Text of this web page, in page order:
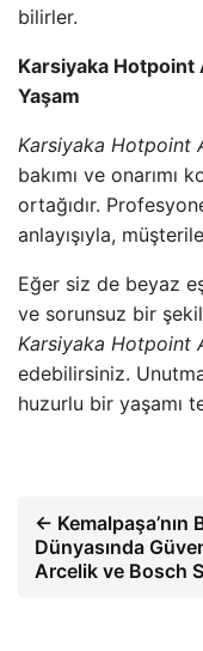
bilirler.
Karsiyaka
Yaşam
Karsiyaka Hotpoint
bakımı ve onarımı
ortağıdır.
anlayışıyla,
Eğer siz de beyaz
ve sorunsuz bir
Karsiyaka Hotpoint
edebilirsiniz.
huzurlu bir yaşamı
← Kemalpaşa’nın
Dünyasında
Arcelik ve Bosch